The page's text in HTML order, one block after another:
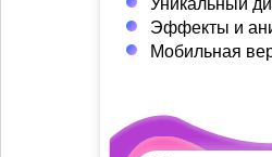
Эффекты и
Мобильная